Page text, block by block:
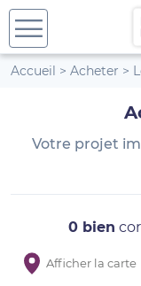
Accueil > Acheter >
Votre projet
0 bien
Afficher la carte